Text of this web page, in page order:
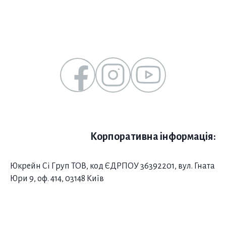
Корпоративна інформація:
Юкрейн Сі Груп ТОВ, код ЄДРПОУ 36392201, вул. Гната
Юри 9, оф. 414, 03148 Київ